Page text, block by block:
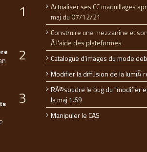
1
2
3
Actualiser ses CC maquillages
maj du 07/12/21
Construire une mezzanine et
Ã l'aide des plateformes
Catalogue d'images du mode
Modifier la diffusion de la
RÃ©soudre le bug du "modifier
la maj 1.69
Manipuler le CAS